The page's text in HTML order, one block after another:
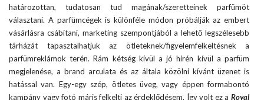
határozottan, tudatosan tud magának/szeretteinek parfümöt
választani. A parfümcégek is különféle módon próbálják az embert
vásárlásra csábítani, marketing szempontjából a lehető legszélesebb
tárházát tapasztalhatjuk az ötleteknek/figyelemfelkeltésnek a
parfümreklámok terén. Rám kétség kívül a jó hírén kívül a parfüm
megjelenése, a brand arculata és az általa közölni kívánt üzenet is
hatással van. Egy-egy szép, ötletes üveg, vagy éppen formabontó
kampány vagy fotó máris felkelti az érdeklődésem. Így volt ez a Royal